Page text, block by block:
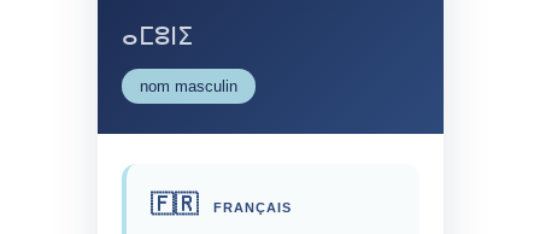
ⴰⵎⵓⵏⵉ
nom masculin
🇫🇷 FRANÇAIS